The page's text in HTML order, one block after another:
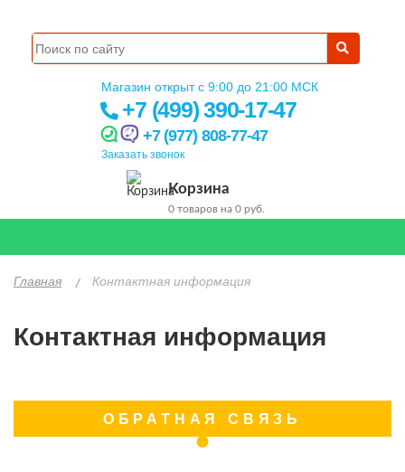
Магазин открыт с 9:00 до 21:00 МСК
+7 (499) 390-17-47
+7 (977) 808-77-47
Заказать звонок
Корзина
0 товаров на 0 руб.
Главная Контактная информация
Контактная информация
ОБРАТНАЯ СВЯЗЬ